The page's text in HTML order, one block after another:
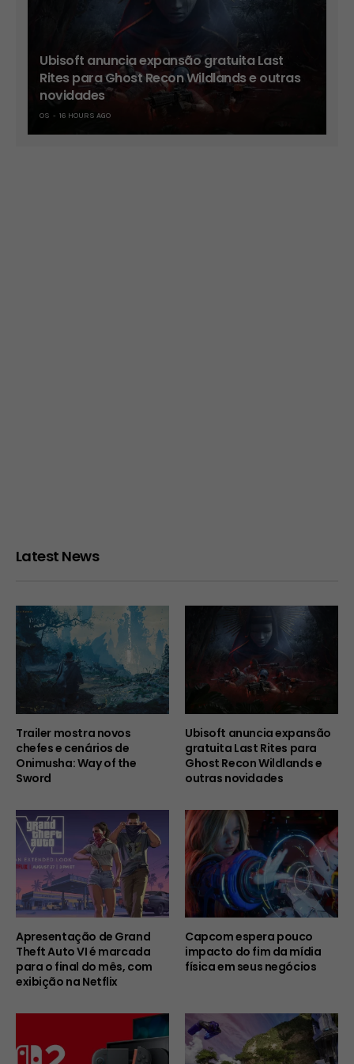
Ubisoft anuncia expansão gratuita Last
Rites para Ghost Recon Wildlands e outras
novidades
OS 16 HOURS AGO
Latest News
Trailer mostra novos
chefes e cenários de
Onimusha: Way of the
Sword
Ubisoft anuncia expansão
gratuita Last Rites para
Ghost Recon Wildlands e
outras novidades
Apresentação de Grand
Theft Auto VI é marcada
para o final do mês, com
exibição na Netflix
Capcom espera pouco
impacto do fim da mídia
física em seus negócios